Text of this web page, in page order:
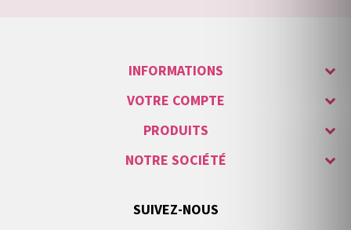
INFORMATIONS
VOTRE COMPTE
PRODUITS
NOTRE SOCIÉTÉ
SUIVEZ-NOUS